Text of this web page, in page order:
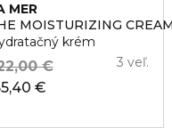
MER
MOISTURIZING
krém
€
€ 3 veľ.